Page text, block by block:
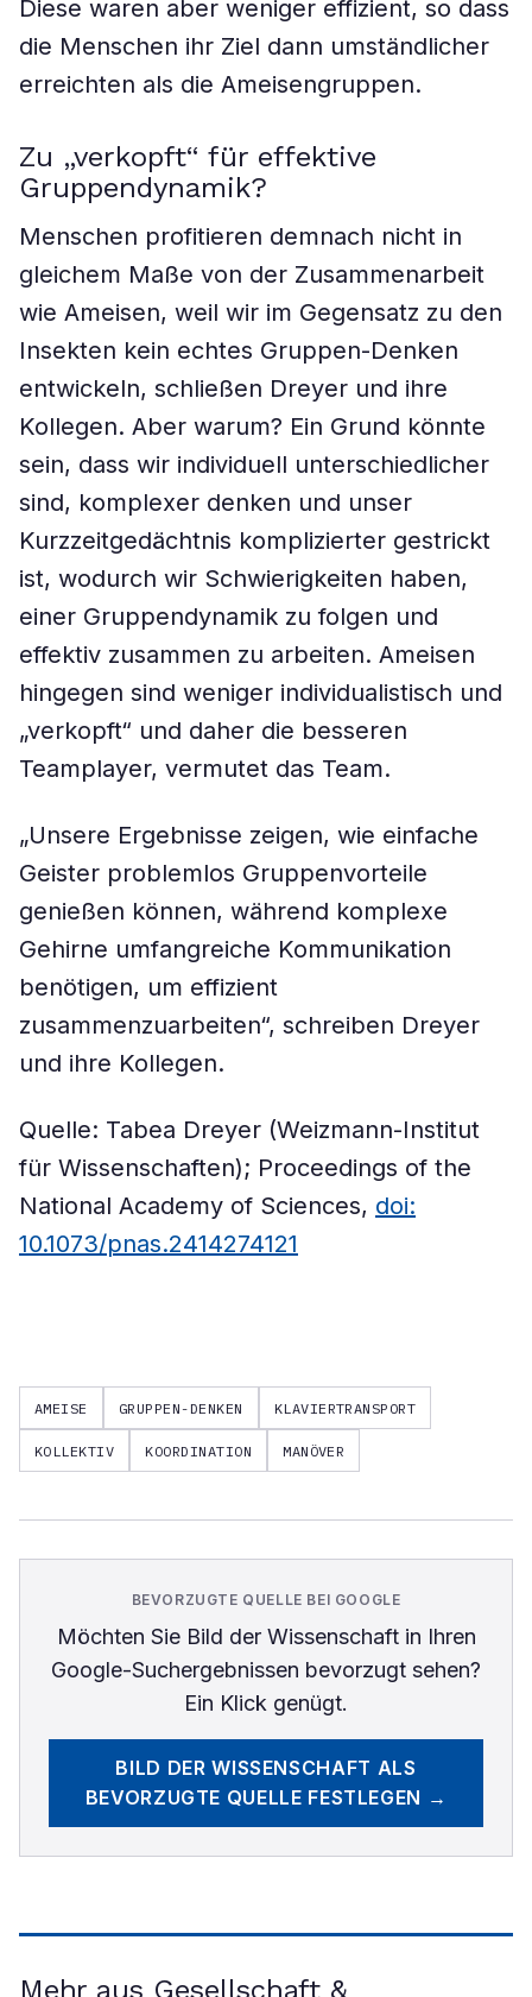
Diese waren aber weniger effizient, so dass
die Menschen ihr Ziel dann umständlicher
erreichten als die Ameisengruppen.
Zu „verkopft“ für effektive
Gruppendynamik?
Menschen profitieren demnach nicht in
gleichem Maße von der Zusammenarbeit
wie Ameisen, weil wir im Gegensatz zu den
Insekten kein echtes Gruppen-Denken
entwickeln, schließen Dreyer und ihre
Kollegen. Aber warum? Ein Grund könnte
sein, dass wir individuell unterschiedlicher
sind, komplexer denken und unser
Kurzzeitgedächtnis komplizierter gestrickt
ist, wodurch wir Schwierigkeiten haben,
einer Gruppendynamik zu folgen und
effektiv zusammen zu arbeiten. Ameisen
hingegen sind weniger individualistisch und
„verkopft“ und daher die besseren
Teamplayer, vermutet das Team.
„Unsere Ergebnisse zeigen, wie einfache
Geister problemlos Gruppenvorteile
genießen können, während komplexe
Gehirne umfangreiche Kommunikation
benötigen, um effizient
zusammenzuarbeiten“, schreiben Dreyer
und ihre Kollegen.
Quelle: Tabea Dreyer (Weizmann-Institut
für Wissenschaften); Proceedings of the
National Academy of Sciences, doi:
10.1073/pnas.2414274121
AMEISE GRUPPEN-DENKEN KLAVIERTRANSPORT
KOLLEKTIV KOORDINATION MANÖVER
BEVORZUGTE QUELLE BEI GOOGLE
Möchten Sie Bild der Wissenschaftin Ihren
Google-Suchergebnissen bevorzugt sehen?
Ein Klick genügt.
BILD DER WISSENSCHAFT ALS
BEVORZUGTE QUELLE FESTLEGEN →
Mehr aus Gesellschaft &